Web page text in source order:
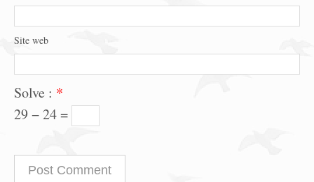
Site web
Solve : *
29 − 24 =